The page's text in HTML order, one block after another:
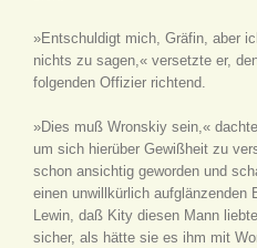
»Entschuldigt mich, Gräfin, aber
nichts zu sagen,« versetzte er,
folgenden Offizier richtend.
»Dies muß Wronskiy sein,«
um sich hierüber Gewißheit zu
schon ansichtig geworden und
einen unwillkürlich aufglänzenden
Lewin, daß Kity diesen Mann
sicher, als hätte sie es ihm mit